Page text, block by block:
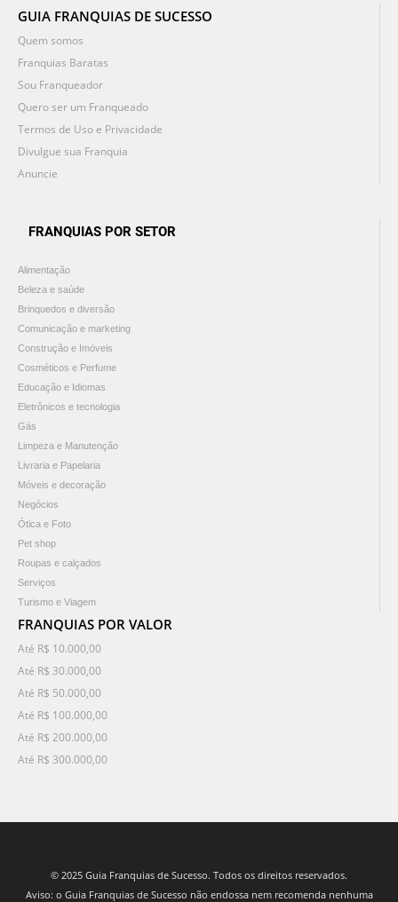
GUIA FRANQUIAS DE SUCESSO
Quem somos
Franquias Baratas
Sou Franqueador
Quero ser um Franqueado
Termos de Uso e Privacidade
Divulgue sua Franquia
Anuncie
FRANQUIAS POR SETOR
Alimentação
Beleza e saúde
Brinquedos e diversão
Comunicação e marketing
Construção e Imóveis
Cosméticos e Perfume
Educação e Idiomas
Eletrônicos e tecnologia
Gás
Limpeza e Manutenção
Livraria e Papelaria
Móveis e decoração
Negócios
Ótica e Foto
Pet shop
Roupas e calçados
Serviços
Turismo e Viagem
FRANQUIAS POR VALOR
Até R$ 10.000,00
Até R$ 30.000,00
Até R$ 50.000,00
Até R$ 100.000,00
Até R$ 200.000,00
Até R$ 300.000,00
© 2025 Guia Franquias de Sucesso. Todos os direitos reservados.
Aviso: o Guia Franquias de Sucesso não endossa nem recomenda nenhuma